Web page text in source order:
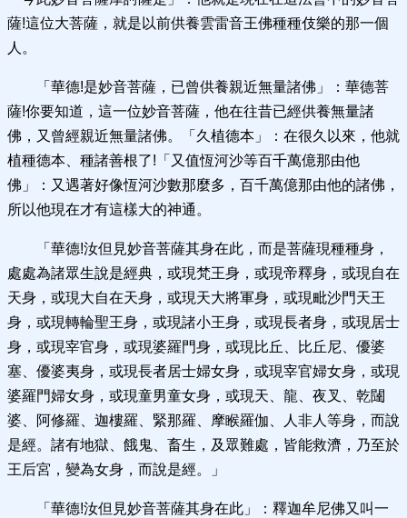
薩!這位大菩薩，就是以前供養雲雷音王佛種種伎樂的那一個
人。
「華德!是妙音菩薩，已曾供養親近無量諸佛」：華德菩
薩!你要知道，這一位妙音菩薩，他在往昔已經供養無量諸
佛，又曾經親近無量諸佛。「久植德本」：在很久以來，他就
植種德本、種諸善根了!「又值恆河沙等百千萬億那由他
佛」：又遇著好像恆河沙數那麼多，百千萬億那由他的諸佛，
所以他現在才有這樣大的神通。
「華德!汝但見妙音菩薩其身在此，而是菩薩現種種身，
處處為諸眾生說是經典，或現梵王身，或現帝釋身，或現自在
天身，或現大自在天身，或現天大將軍身，或現毗沙門天王
身，或現轉輪聖王身，或現諸小王身，或現長者身，或現居士
身，或現宰官身，或現婆羅門身，或現比丘、比丘尼、優婆
塞、優婆夷身，或現長者居士婦女身，或現宰官婦女身，或現
婆羅門婦女身，或現童男童女身，或現天、龍、夜叉、乾闥
婆、阿修羅、迦樓羅、緊那羅、摩睺羅伽、人非人等身，而說
是經。諸有地獄、餓鬼、畜生，及眾難處，皆能救濟，乃至於
王后宮，變為女身，而說是經。」
「華德!汝但見妙音菩薩其身在此」：釋迦牟尼佛又叫一